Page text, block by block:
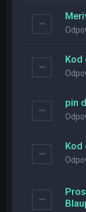
Kod
pin
Kod